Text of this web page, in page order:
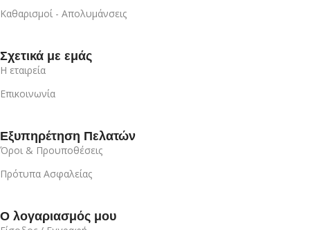
Καθαρισμοί - Απολυμάνσεις
Σχετικά με εμάς
Η εταιρεία
Επικοινωνία
Εξυπηρέτηση Πελατών
Όροι & Προυποθέσεις
Πρότυπα Ασφαλείας
Ο λογαριασμός μου